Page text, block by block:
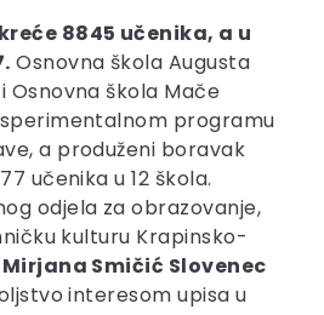
8845 učenika, a u
Osnovna škola Augusta
Osnovna škola Mače
programu
a produženi boravak
učenika u 12 škola.
odjela za obrazovanje,
kulturu Krapinsko-
Mirjana Smičić Slovenec
interesom upisa u